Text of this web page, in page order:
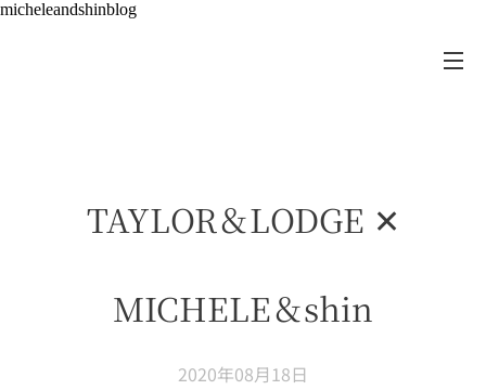
micheleandshinblog
TAYLOR＆LODGE ✕
MICHELE＆shin
2020年08月18日